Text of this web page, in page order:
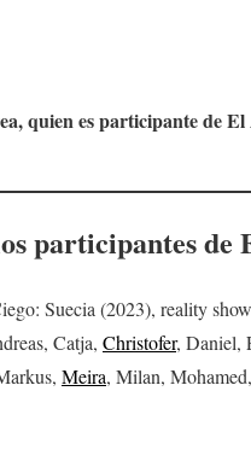
quien es participante de El
participantes
Suecia (2023), reality
Catja, Christofer, Daniel,
Meira, Milan,